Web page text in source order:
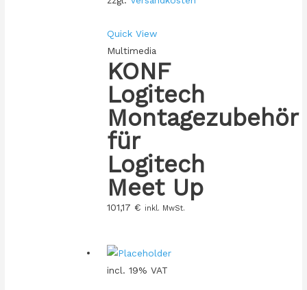
Quick View
Multimedia
KONF
Logitech
Montagezubehör
für
Logitech
Meet Up
101,17 € inkl. MwSt.
incl. 19% VAT